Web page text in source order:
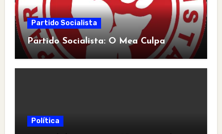
Partido Socialista
Partido Socialista: O Mea Culpa
Política